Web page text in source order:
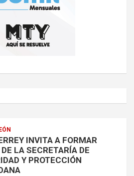
INVITA A FORMAR
LA SECRETARÍA DE
Y PROTECCIÓN